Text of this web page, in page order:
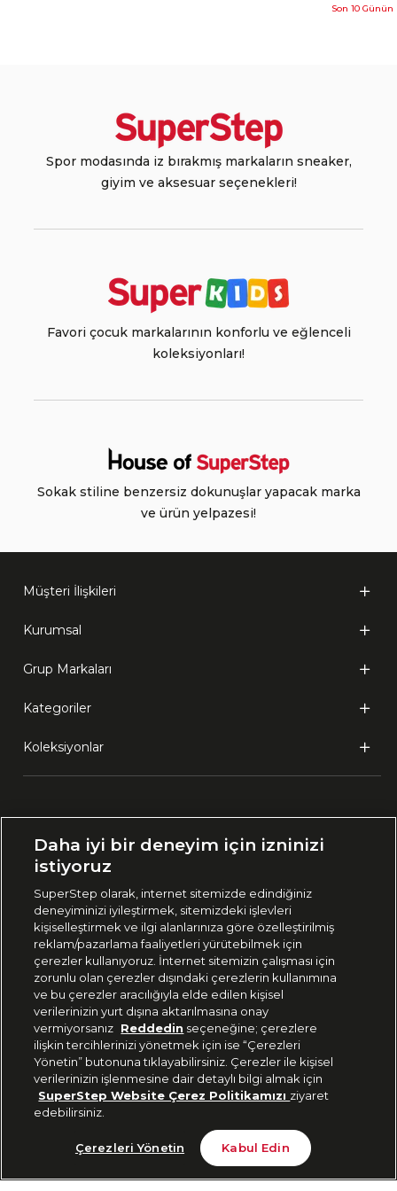
Tükendi
Son 10
Spor modasında iz bırakmış markaların sneaker,
giyim ve aksesuar seçenekleri!
Favori çocuk markalarının konforlu ve eğlenceli
koleksiyonları!
Sokak stiline benzersiz dokunuşlar yapacak marka
ve ürün yelpazesi!
Müşteri İlişkileri
Kurumsal
Grup Markaları
Kategoriler
Koleksiyonlar
🇹🇷 Türkiye
444 37 36
Uygulamadan Takip Edin
Bizi Takip Edin
Daha iyi bir deneyim için izninizi
istiyoruz
SuperStep olarak, internet sitemizde edindiğiniz
deneyiminizi iyileştirmek, sitemizdeki işlevleri
kişiselleştirmek ve ilgi alanlarınıza göre özelleştirilmiş
reklam/pazarlama faaliyetleri yürütebilmek için
çerezler kullanıyoruz. İnternet sitemizin çalışması için
zorunlu olan çerezler dışındaki çerezlerin kullanımına
ve bu çerezler aracılığıyla elde edilen kişisel
verilerinizin yurt dışına aktarılmasına onay
vermiyorsanız Reddedin seçeneğine; çerezlere
ilişkin tercihlerinizi yönetmek için ise “Çerezleri
Yönetin” butonuna tıklayabilirsiniz. Çerezler ile kişisel
verilerinizin işlenmesine dair detaylı bilgi almak için
SuperStep Website Çerez Politikamızı ziyaret
edebilirsiniz.
Çerezleri Yönetin Kabul Edin